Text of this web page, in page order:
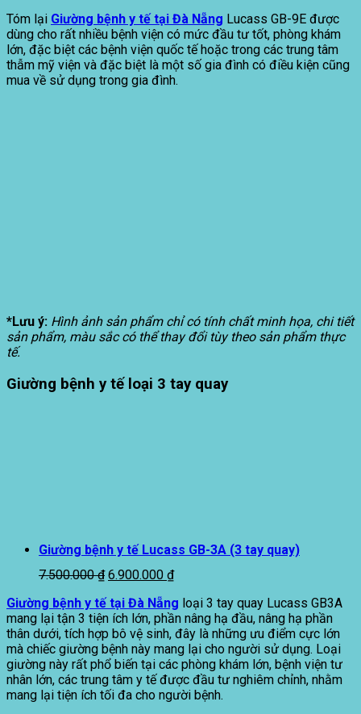
Tóm lại Giường bệnh y tế tại Đà Nẵng Lucass GB-9E được
dùng cho rất nhiều bệnh viện có mức đầu tư tốt, phòng khám
lớn, đặc biệt các bệnh viện quốc tế hoặc trong các trung tâm
thẫm mỹ viện và đặc biệt là một số gia đình có điều kiện cũng
mua về sử dụng trong gia đình.
*Lưu ý: Hình ảnh sản phẩm chỉ có tính chất minh họa, chi tiết
sản phẩm, màu sắc có thể thay đổi tùy theo sản phẩm thực
tế.
Giường bệnh y tế loại 3 tay quay
Giường bệnh y tế Lucass GB-3A (3 tay quay)
7.500.000₫ Giá
là:
7.500.000 ₫.
6.900.000 ₫Giá
tại
là:
6.900.000 ₫.
Giường bệnh y tế tại Đà Nẵng loại 3 tay quay Lucass GB3A
mang lại tận 3 tiện ích lớn, phần nâng hạ đầu, nâng hạ phần
thân dưới, tích hợp bô vệ sinh, đây là những ưu điểm cực lớn
mà chiếc giường bệnh này mang lại cho người sử dụng. Loại
giường này rất phổ biến tại các phòng khám lớn, bệnh viện tư
nhân lớn, các trung tâm y tế được đầu tư nghiêm chỉnh, nhằm
mang lại tiện ích tối đa cho người bệnh.